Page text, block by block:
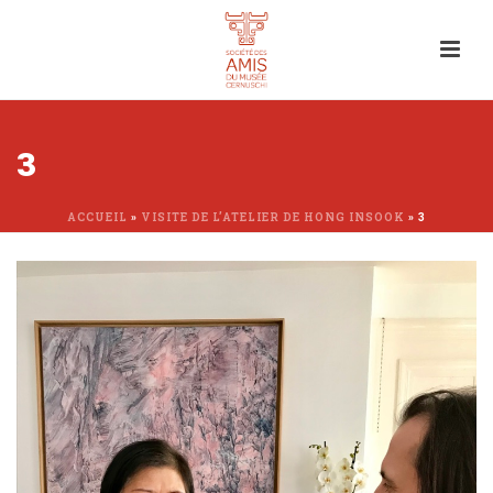
3
ACCUEIL » VISITE DE L’ATELIER DE HONG INSOOK » 3